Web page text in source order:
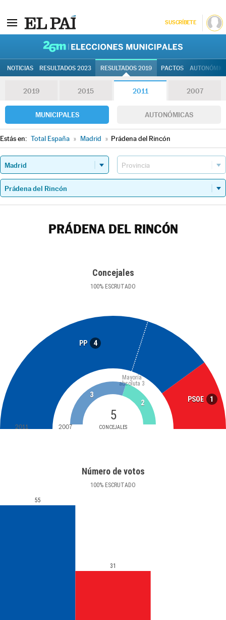
SUSCRÍBETE
NOTICIAS RESULTADOS 2023 RESULTADOS 2019 PACTOS
2019 2015 2011 2007
MUNICIPALES AUTONÓMICAS
Estás en: Total España » Madrid » Prádena del Rincón
PRÁDENA DEL RINCÓN
Concejales
100% ESCRUTADO
PP 4
PSOE 1
5
CONCEJALES
Mayoría
absoluta 3
3
2
2011 2007
Número de votos
100% ESCRUTADO
55
31